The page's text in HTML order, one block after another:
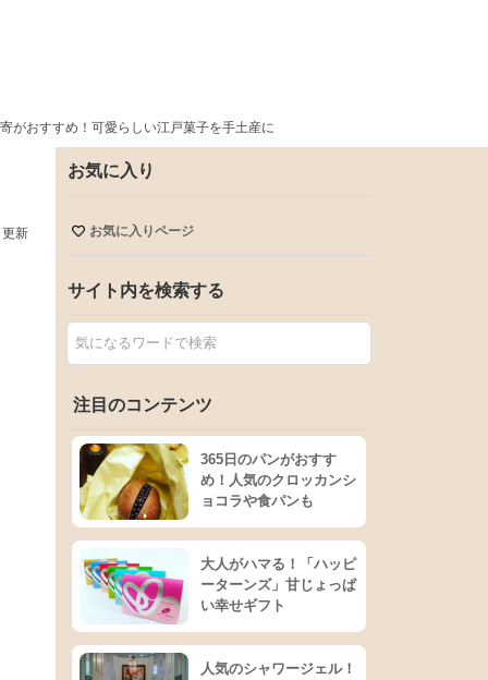
がおすすめ！可愛らしい江戸菓子を手土産に
新
お気に入り
お気に入りページ
サイト内を検索する
注目のコンテンツ
365日のパンがおすす
め！人気のクロッカンシ
ョコラや食パンも
大人がハマる！「ハッピ
ーターンズ」甘じょっぱ
い幸せギフト
人気のシャワージェル！